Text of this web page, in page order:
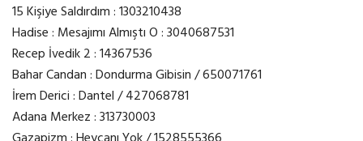
15 Kişiye Saldırdım : 1303210438
Hadise : Mesajımı Almıştı O : 3040687531
Recep İvedik 2 : 14367536
Bahar Candan : Dondurma Gibisin / 650071761
İrem Derici : Dantel / 427068781
Adana Merkez : 313730003